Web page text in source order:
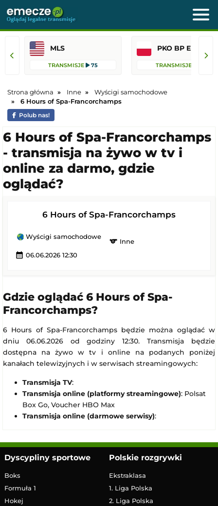
MLS
TRANSMISJE 75 TRANSMISJE
Strona główna Inne
Wyścigi samochodowe
6 Hours of Spa-Francorchamps
Polub nas!
6 Hours of Spa-Francorchamps
- transmisja na żywo w tv i
online za darmo, gdzie
oglądać?
6 Hours of Spa-Francorchamps
Wyścigi samochodowe
sports Inne
calendar_month 06.06.2026 12:30
Gdzie oglądać 6 Hours of Spa-
Francorchamps?
6 Hours of Spa-Francorchamps będzie można oglądać w
dniu 06.06.2026 od godziny 12:30. Transmisja będzie
dostępna na żywo w tv i online na podanych poniżej
kanałach telewizyjnych i w serwisach streamingowych:
Transmisja TV:
Transmisja online (platformy streamingowe): Polsat
Box Go, Voucher HBO Max
Transmisja online (darmowe serwisy):
Dyscypliny sportowe
Boks
Formuła 1
Hokej
Polskie rozgrywki
Ekstraklasa
1. Liga Polska
2. Liga Polska